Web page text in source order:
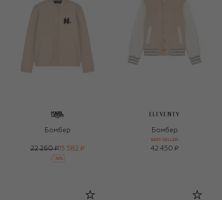
Бомбер
22 260 ₽ 15 582 ₽
-30%
ELEVENTY
Бомбер
BEST-SELLER
42 450 ₽